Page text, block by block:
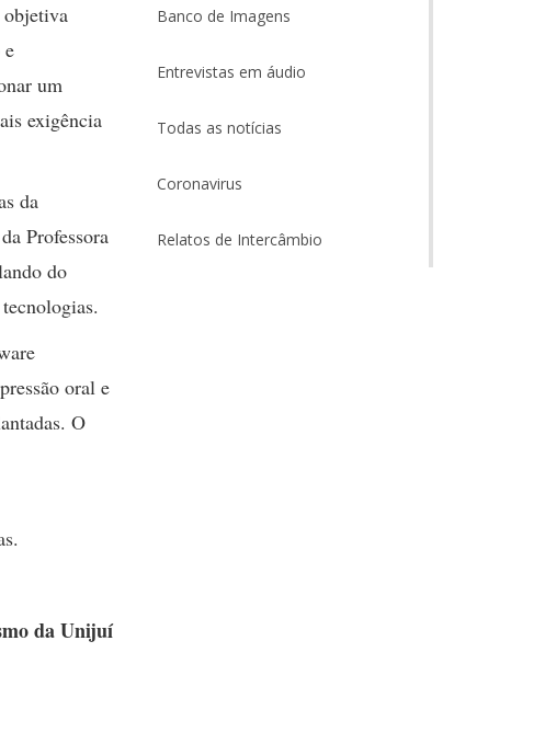
objetiva
um
exigência
da
Professora
do
oral e
O
da Unijuí
Banco de Imagens
Entrevistas em áudio
Todas as notícias
Coronavirus
Relatos de Intercâmbio